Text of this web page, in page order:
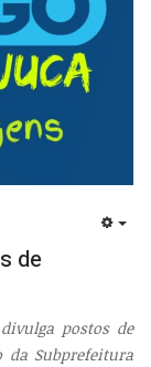
de
postos de
da Subprefeitura